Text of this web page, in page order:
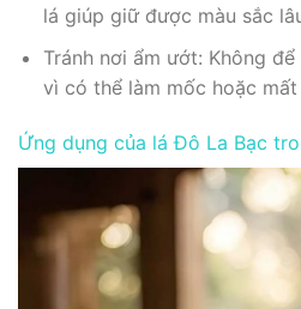
lá giúp giữ được màu sắc
Tránh nơi ẩm ướt: Không
vì có thể làm mốc hoặc mất
Ứng dụng của lá Đô La Bạc